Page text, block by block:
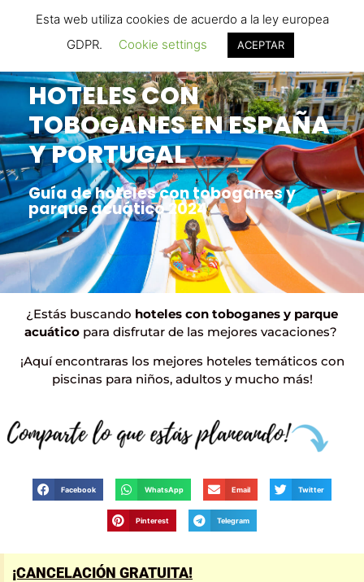
Hoteles con Toboganes .ORG
HOTELES CON
TOBOGANES EN ESPAÑA
Y PORTUGAL
Guía de hoteles con toboganes y
parque acuático 2024
¿Estás buscando hoteles con toboganes y parque
acuáticopara disfrutar de las mejores vacaciones?
¡Aquí encontraras los mejores hoteles temáticos con
piscinas para niños, adultos y mucho más!
Facebook WhatsApp Email Twitter
Pinterest Telegram
¡CANCELACIÓN GRATUITA!
Esta web utiliza cookies de acuerdo a la ley europea
GDPR.
Cookie settings ACEPTAR